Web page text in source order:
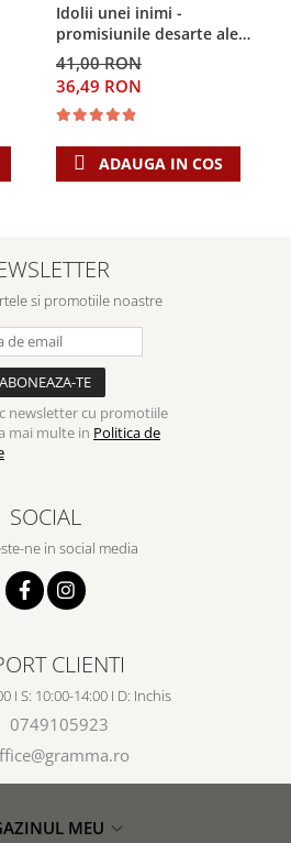
Idolii unei inimi -
promisiunile desarte ale
banilor, sexului si puterii si
Singura Nadejde care
conteaza
41,00 RON
36,49 RON
ADAUGA IN COS
si promotiile noastre
newsletter cu promotiile
mai multe in Politica de
SOCIAL
ne in social media
CLIENTI
I S: 10:00-14:00 I D: Inchis
0749105923
MEU